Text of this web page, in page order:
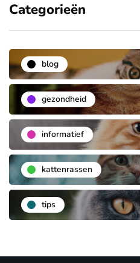
Categorieën
blog
gezondheid
informatief
kattenrassen
tips